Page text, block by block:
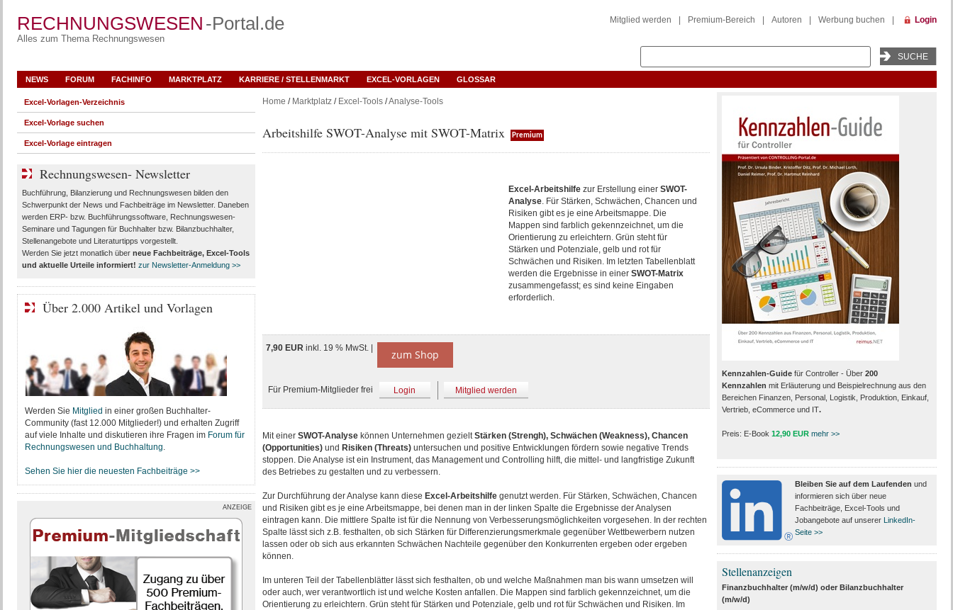
RECHNUNGSWESEN -Portal.de
Alles zum Thema Rechnungswesen
Mitglied werden Premium-Bereich Autoren Werbung buchen Login
NEWS FORUM FACHINFO MARKTPLATZ KARRIERE / STELLENMARKT EXCEL-VORLAGEN GLOSSAR
Home / Marktplatz/ Excel-Tools/Analyse-Tools
Arbeitshilfe SWOT-Analyse mit SWOT-Matrix Premium
Excel-Arbeitshilfe zur Erstellung einer SWOT-
Analyse. Für Stärken, Schwächen, Chancen und
Risiken gibt es je eine Arbeitsmappe. Die
Mappen sind farblich gekennzeichnet, um die
Orientierung zu erleichtern. Grün steht für
Stärken und Potenziale, gelb und rot für
Schwächen und Risiken. Im letzten Tabellenblatt
werden die Ergebnisse in einer SWOT-Matrix
zusammengefasst; es sind keine Eingaben
erforderlich.
7,90 EUR inkl. 19 % MwSt. | zum Shop
Für Premium-Mitglieder frei Login Mitglied werden
Mit einer SWOT-Analysekönnen Unternehmen gezieltStärken (Strengh), Schwächen (Weakness), Chancen
(Opportunities)und Risiken (Threats)untersuchen und positive Entwicklungen fördern sowie negative Trends
stoppen. Die Analyse ist ein Instrument, das Management und Controlling hilft, die mittel- und langfristige Zukunft
des Betriebes zu gestalten und zu verbessern.
Zur Durchführung der Analyse kann diese Excel-Arbeitshilfegenutzt werden. Für Stärken, Schwächen, Chancen
und Risiken gibt es je eine Arbeitsmappe, bei denen man in der linken Spalte die Ergebnisse der Analysen
eintragen kann. Die mittlere Spalte ist für die Nennung von Verbesserungsmöglichkeiten vorgesehen. In der rechten
Spalte lässt sich z.B. festhalten, ob sich Stärken für Differenzierungsmerkmale gegenüber Wettbewerbern nutzen
lassen oder ob sich aus erkannten Schwächen Nachteile gegenüber den Konkurrenten ergeben oder ergeben
können.
Im unteren Teil der Tabellenblätter lässt sich festhalten, ob und welche Maßnahmen man bis wann umsetzen will
oder auch, wer verantwortlich ist und welche Kosten anfallen. Die Mappen sind farblich gekennzeichnet, um die
Orientierung zu erleichtern. Grün steht für Stärken und Potenziale, gelb und rot für Schwächen und Risiken. Im
Excel-Vorlagen-Verzeichnis
Excel-Vorlage suchen
Excel-Vorlage eintragen
Rechnungswesen- Newsletter
Buchführung, Bilanzierung und Rechnungswesen bilden den
Schwerpunkt der News und Fachbeiträge im Newsletter. Daneben
werden ERP- bzw. Buchführungssoftware, Rechnungswesen-
Seminare und Tagungen für Buchhalter bzw. Bilanzbuchhalter,
Stellenangebote und Literaturtipps vorgestellt.
Werden Sie jetzt monatlich über neue Fachbeiträge, Excel-Tools
und aktuelle Urteileinformiert! zur Newsletter-Anmeldung >>
Über 2.000 Artikel und Vorlagen
Werden Sie Mitglied in einer großen Buchhalter-
Community (fast 12.000 Mitglieder!) und erhalten Zugriff
auf viele Inhalte und diskutieren ihre Fragen im Forum für
Rechnungswesen und Buchhaltung.
Sehen Sie hier die neuesten Fachbeiträge >>
ANZEIGE
Kennzahlen-Guidefür Controller - Über 200
Kennzahlen mit Erläuterung und Beispielrechnung aus den
Bereichen Finanzen, Personal, Logistik, Produktion, Einkauf,
Vertrieb, eCommerce und IT.
Preis: E-Book 12,90 EUR mehr >>
Bleiben Sie auf dem Laufenden und
informieren sich über neue
Fachbeiträge, Excel-Tools und
Jobangebote auf unserer LinkedIn-
Seite >>
Stellenanzeigen
Finanzbuchhalter (m/w/d) oder Bilanzbuchhalter
(m/w/d)